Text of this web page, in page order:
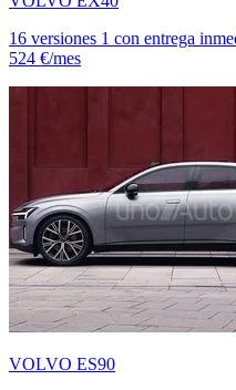
16 versiones 1 con entrega
524 €/mes
VOLVO ES90